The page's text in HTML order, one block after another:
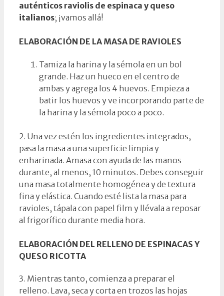
auténticos raviolis de espinaca y queso
italianos; ¡vamos allá!
ELABORACIÓN DE LA MASA DE RAVIOLES
Tamiza la harina y la sémola en un bol
grande. Haz un hueco en el centro de
ambas y agrega los 4 huevos. Empieza a
batir los huevos y ve incorporando parte de
la harina y la sémola poco a poco.
2. Una vez estén los ingredientes integrados,
pasa la masa a una superficie limpia y
enharinada. Amasa con ayuda de las manos
durante, al menos, 10 minutos. Debes conseguir
una masa totalmente homogénea y de textura
fina y elástica. Cuando esté lista la masa para
ravioles, tápala con papel film y llévala a reposar
al frigorífico durante media hora.
ELABORACIÓN DEL RELLENO DE ESPINACAS Y
QUESO RICOTTA
3. Mientras tanto, comienza a preparar el
relleno. Lava, seca y corta en trozos las hojas